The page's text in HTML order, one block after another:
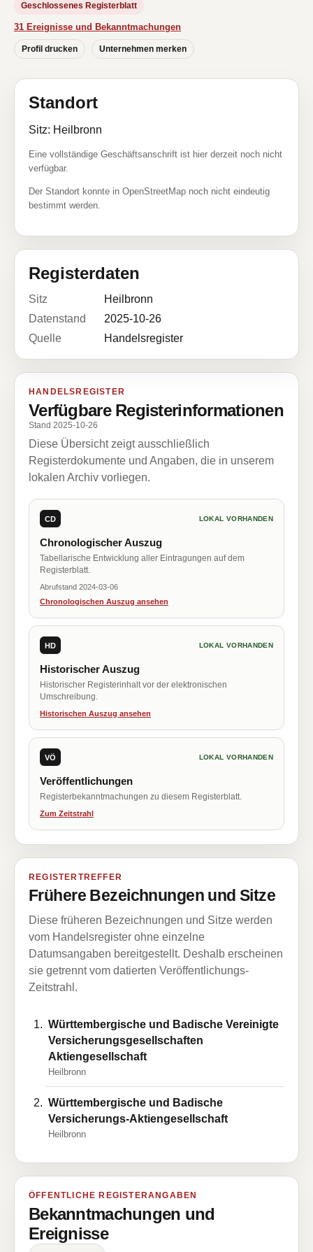
Geschlossenes Registerblatt
31 Ereignisse und Bekanntmachungen
Profil drucken Unternehmen merken
Standort
Sitz: Heilbronn
Eine vollständige Geschäftsanschrift ist hier derzeit noch nicht
verfügbar.
Der Standort konnte in OpenStreetMap noch nicht eindeutig
bestimmt werden.
Registerdaten
Sitz
Heilbronn
Datenstand
2025-10-26
Quelle
Handelsregister
HANDELSREGISTER
Verfügbare Registerinformationen
Stand 2025-10-26
Diese Übersicht zeigt ausschließlich
Registerdokumente und Angaben, die in unserem
lokalen Archiv vorliegen.
CD LOKAL VORHANDEN
Chronologischer Auszug
Tabellarische Entwicklung aller Eintragungen auf dem
Registerblatt.
Abrufstand 2024-03-06
Chronologischen Auszug ansehen
HD LOKAL VORHANDEN
Historischer Auszug
Historischer Registerinhalt vor der elektronischen
Umschreibung.
Historischen Auszug ansehen
VÖ LOKAL VORHANDEN
Veröffentlichungen
Registerbekanntmachungen zu diesem Registerblatt.
Zum Zeitstrahl
REGISTERTREFFER
Frühere Bezeichnungen und Sitze
Diese früheren Bezeichnungen und Sitze werden
vom Handelsregister ohne einzelne
Datumsangaben bereitgestellt. Deshalb erscheinen
sie getrennt vom datierten Veröffentlichungs-
Zeitstrahl.
Württembergische und Badische Vereinigte
Versicherungsgesellschaften
Aktiengesellschaft
Heilbronn
Württembergische und Badische
Versicherungs-Aktiengesellschaft
Heilbronn
ÖFFENTLICHE REGISTERANGABEN
Bekanntmachungen und
Ereignisse